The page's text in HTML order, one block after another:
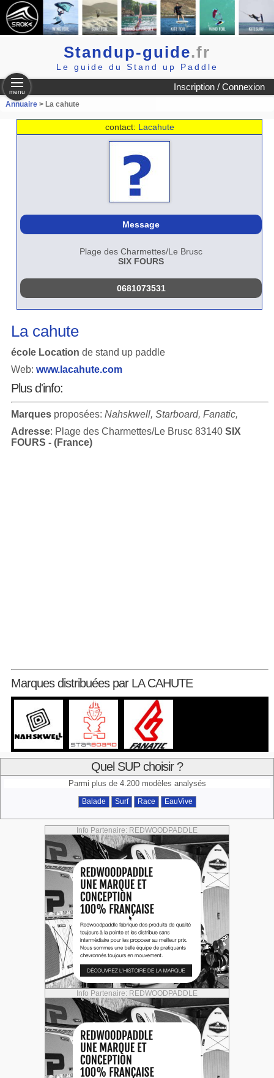
Standup-guide.fr
Le guide du Stand up Paddle
Inscription / Connexion
menu
Annuaire> La cahute
contact: Lacahute
Message
Plage des Charmettes/Le Brusc
SIX FOURS
0681073531
La cahute
école Location de stand up paddle
Web: www.lacahute.com
Plus d'info:
Marquesproposées: Nahskwell, Starboard, Fanatic,
Adresse: Plage des Charmettes/Le Brusc 83140 SIX
FOURS - (France)
Marques distribuées par LA CAHUTE
Quel SUP choisir ?
Parmi plus de 4.200 modèles analysés
Balade Surf Race EauVive
Info Partenaire: REDWOODPADDLE
Info Partenaire: REDWOODPADDLE